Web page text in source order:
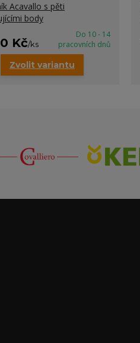
Acavallo s pěti
body
Kč/ks
Do 10 - 14
pracovních dnů
Zvolit variantu